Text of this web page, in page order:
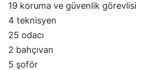
19 koruma ve güvenlik görevlisi
4 teknisyen
25 odacı
2 bahçıvan
5 şoför